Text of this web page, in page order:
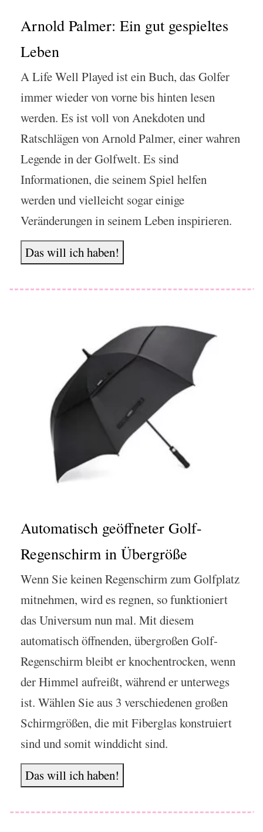
Arnold Palmer: Ein gut gespieltes
Leben
A Life Well Played ist ein Buch, das Golfer
immer wieder von vorne bis hinten lesen
werden. Es ist voll von Anekdoten und
Ratschlägen von Arnold Palmer, einer wahren
Legende in der Golfwelt. Es sind
Informationen, die seinem Spiel helfen
werden und vielleicht sogar einige
Veränderungen in seinem Leben inspirieren.
Das will ich haben!
Automatisch geöffneter Golf-
Regenschirm in Übergröße
Wenn Sie keinen Regenschirm zum Golfplatz
mitnehmen, wird es regnen, so funktioniert
das Universum nun mal. Mit diesem
automatisch öffnenden, übergroßen Golf-
Regenschirm bleibt er knochentrocken, wenn
der Himmel aufreißt, während er unterwegs
ist. Wählen Sie aus 3 verschiedenen großen
Schirmgrößen, die mit Fiberglas konstruiert
sind und somit winddicht sind.
Das will ich haben!